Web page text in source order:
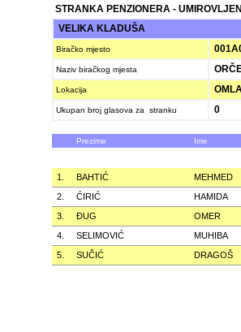
STRANKA PENZIONERA -
VELIKA KLADUŠA
Biračko mjesto
Naziv biračkog mjesta
Lokacija
Ukupan broj glasova za stranku 0
Prezime Ime
1. BAHTIĆ
MEHMED
2.
ĆIRIĆ
HAMIDA
3.
ÐUG
OMER
4.
SELIMOVIĆ
MUHIBA
5.
SUČIĆ DRAGOŠ